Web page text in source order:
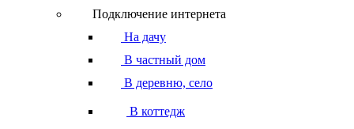
Подключение интернета
На дачу
В частный дом
В деревню, село
В коттедж